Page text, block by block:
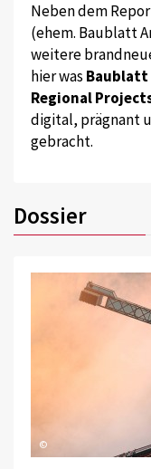
Neben dem
(ehem. Baublatt
weitere
hier was Baublatt
Regional
digital, prägnant
gebracht.
Dossier
©